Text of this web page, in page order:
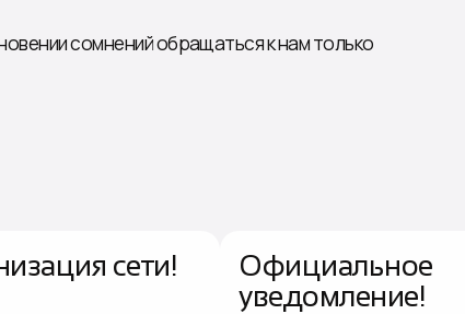
сомнений обращаться к нам только
сети!
Официальное
уведомление!